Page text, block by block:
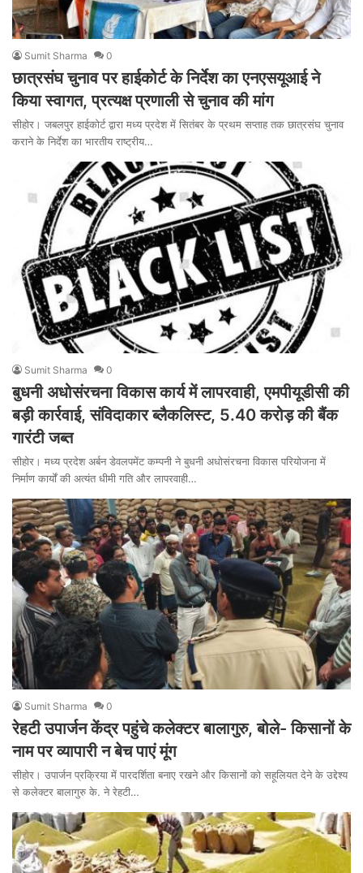
Sumit Sharma 0
छात्रसंघ चुनाव पर हाईकोर्ट के निर्देश का एनएसयूआई ने
किया स्वागत, प्रत्यक्ष प्रणाली से चुनाव की मांग
सीहोर। जबलपुर हाईकोर्ट द्वारा मध्य प्रदेश में सितंबर के प्रथम सप्ताह तक छात्रसंघ चुनाव
कराने के निर्देश का भारतीय राष्ट्रीय…
Sumit Sharma 0
बुधनी अधोसंरचना विकास कार्य में लापरवाही, एमपीयूडीसी की
बड़ी कार्रवाई, संविदाकार ब्लैकलिस्ट, 5.40 करोड़ की बैंक
गारंटी जब्त
सीहोर। मध्य प्रदेश अर्बन डेवलपमेंट कम्पनी ने बुधनी अधोसंरचना विकास परियोजना में
निर्माण कार्यों की अत्यंत धीमी गति और लापरवाही…
Sumit Sharma 0
रेहटी उपार्जन केंद्र पहुंचे कलेक्टर बालागुरु, बोले- किसानों के
नाम पर व्यापारी न बेच पाएं मूंग
सीहोर। उपार्जन प्रक्रिया में पारदर्शिता बनाए रखने और किसानों को सहूलियत देने के उद्देश्य
से कलेक्टर बालागुरु के. ने रेहटी…